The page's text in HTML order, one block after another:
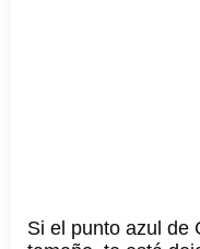
Si el punto azul de